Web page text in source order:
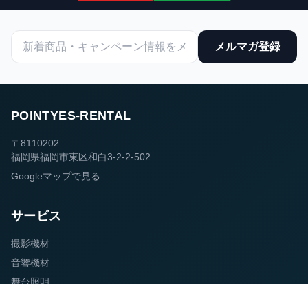
メルマガ登録
POINTYES-RENTAL
〒8110202
福岡県福岡市東区和白3-2-2-502
Googleマップで見る
サービス
撮影機材
音響機材